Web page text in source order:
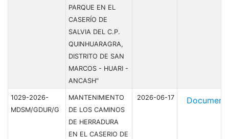
PARQUE EN EL
CASERÍO DE
SALVIA DEL C.P.
QUINHUARAGRA,
DISTRITO DE SAN
MARCOS - HUARI -
ANCASH"
1029-2026-
MDSM/GDUR/G
MANTENIMIENTO
DE LOS CAMINOS
DE HERRADURA
EN EL CASERIO DE
2026-06-17